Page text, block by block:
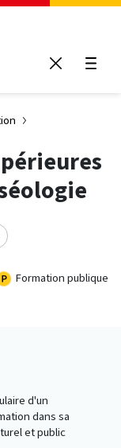
Formation publique
d'un
dans sa
et public